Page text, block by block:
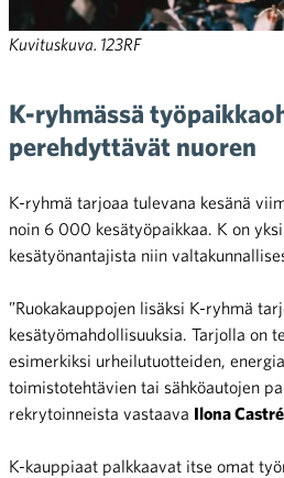
Kuvituskuva. 123RF
K-ryhmässä
perehdyttävät nuoren
K-ryhmä tarjoaa tulevana kesänä
noin 6 000 kesätyöpaikkaa. K on
kesätyönantajista niin
”Ruokakauppojen lisäksi K-ryhmä
kesätyömahdollisuuksia. Tarjolla on
esimerkiksi urheilutuotteiden,
toimistotehtävien tai sähköautojen
rekrytoinneista vastaava Ilona
K-kauppiaat palkkaavat itse omat